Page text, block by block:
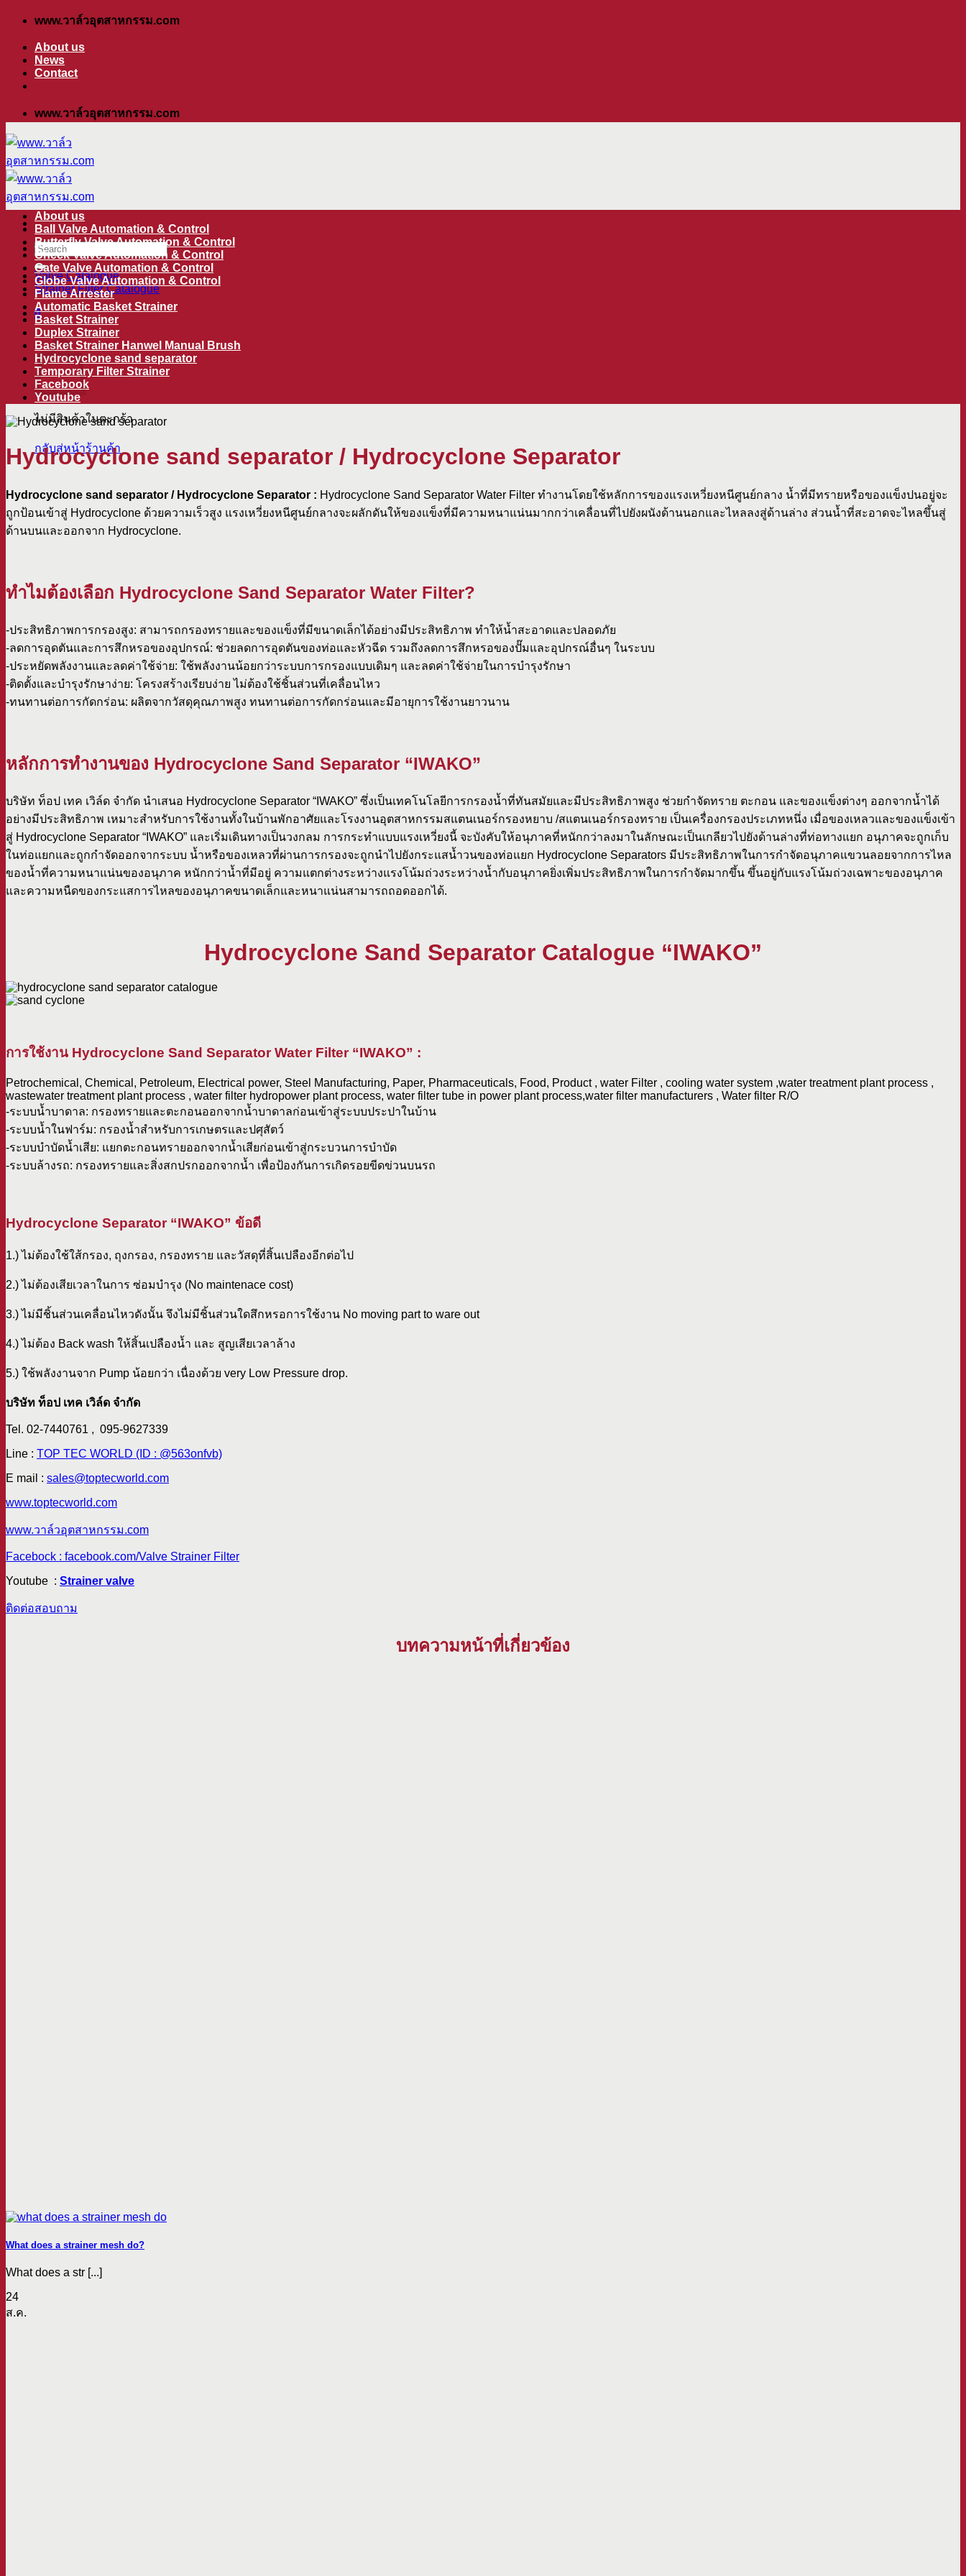
ข้าม
เนื้อหา
www.วาล์วอุตสาหกรรม.com
About us
News
Contact
www.วาล์วอุตสาหกรรม.com
ค้นหา:
Valve Catalogue
Strainer Filter Catalogue
0
ตะกร้าสินค้า
ไม่มีสินค้าในตะกร้า
กลับสู่หน้าร้านค้า
About us
Ball Valve Automation & Control
Butterfly Valve Automation & Control
Check Valve Automation & Control
Gate Valve Automation & Control
Globe Valve Automation & Control
Flame Arrester
Automatic Basket Strainer
Basket Strainer
Duplex Strainer
Basket Strainer Hanwel Manual Brush
Hydrocyclone sand separator
Temporary Filter Strainer
Facebook
Youtube
Hydrocyclone sand separator / Hydrocyclone Separator
Hydrocyclone sand separator / Hydrocyclone Separator : Hydrocyclone Sand Separator Water Filter ทำงานโดยใช้หลักการของแรงเหวี่ยงหนีศูนย์กลาง น้ำที่มีทรายหรือของแข็งปนอยู่จะ
ถูกป้อนเข้าสู่ Hydrocyclone ด้วยความเร็วสูง แรงเหวี่ยงหนีศูนย์กลางจะผลักดันให้ของแข็งที่มีความหนาแน่นมากกว่าเคลื่อนที่ไปยังผนังด้านนอกและไหลลงสู่ด้านล่าง ส่วนน้ำที่สะอาดจะไหลขึ้นสู่
ด้านบนและออกจาก Hydrocyclone.
ทำไมต้องเลือก Hydrocyclone Sand Separator Water Filter?
-ประสิทธิภาพการกรองสูง: สามารถกรองทรายและของแข็งที่มีขนาดเล็กได้อย่างมีประสิทธิภาพ ทำให้น้ำสะอาดและปลอดภัย
-ลดการอุดตันและการสึกหรอของอุปกรณ์: ช่วยลดการอุดตันของท่อและหัวฉีด รวมถึงลดการสึกหรอของปั๊มและอุปกรณ์อื่นๆ ในระบบ
-ประหยัดพลังงานและลดค่าใช้จ่าย: ใช้พลังงานน้อยกว่าระบบการกรองแบบเดิมๆ และลดค่าใช้จ่ายในการบำรุงรักษา
-ติดตั้งและบำรุงรักษาง่าย: โครงสร้างเรียบง่าย ไม่ต้องใช้ชิ้นส่วนที่เคลื่อนไหว
-ทนทานต่อการกัดกร่อน: ผลิตจากวัสดุคุณภาพสูง ทนทานต่อการกัดกร่อนและมีอายุการใช้งานยาวนาน
หลักการทำงานของ Hydrocyclone Sand Separator “IWAKO”
บริษัท ท็อป เทค เวิล์ด จำกัด นำเสนอ Hydrocyclone Separator “IWAKO” ซึ่งเป็นเทคโนโลยีการกรองน้ำที่ทันสมัยและมีประสิทธิภาพสูง ช่วยกำจัดทราย ตะกอน และของแข็งต่างๆ ออกจากน้ำได้
อย่างมีประสิทธิภาพ เหมาะสำหรับการใช้งานทั้งในบ้านพักอาศัยและโรงงานอุตสาหกรรมสแตนเนอร์กรองหยาบ /สแตนเนอร์กรองทราย เป็นเครื่องกรองประเภทหนึ่ง เมื่อของเหลวและของแข็งเข้า
สู่ Hydrocyclone Separator “IWAKO” และเริ่มเดินทางเป็นวงกลม การกระทำแบบแรงเหวี่ยงนี้ จะบังคับให้อนุภาคที่หนักกว่าลงมาในลักษณะเป็นเกลียวไปยังด้านล่างที่ท่อทางแยก อนุภาคจะถูกเก็บ
ในท่อแยกและถูกกำจัดออกจากระบบ น้ำหรือของเหลวที่ผ่านการกรองจะถูกนำไปยังกระแสน้ำวนของท่อแยก Hydrocyclone Separators มีประสิทธิภาพในการกำจัดอนุภาคแขวนลอยจากการไหล
ของน้ำที่ความหนาแน่นของอนุภาค หนักกว่าน้ำที่มีอยู่ ความแตกต่างระหว่างแรงโน้มถ่วงระหว่างน้ำกับอนุภาคยิ่งเพิ่มประสิทธิภาพในการกำจัดมากขึ้น ขึ้นอยู่กับแรงโน้มถ่วงเฉพาะของอนุภาค
และความหนืดของกระแสการไหลของอนุภาคขนาดเล็กและหนาแน่นสามารถถอดออกได้.
Hydrocyclone Sand Separator Catalogue “IWAKO”
การใช้งาน Hydrocyclone Sand Separator Water Filter “IWAKO” :
Petrochemical, Chemical, Petroleum, Electrical power, Steel Manufacturing, Paper, Pharmaceuticals, Food, Product , water Filter , cooling water system ,water treatment plant process ,
wastewater treatment plant process , water filter hydropower plant process, water filter tube in power plant process,water filter manufacturers , Water filter R/O
-ระบบน้ำบาดาล: กรองทรายและตะกอนออกจากน้ำบาดาลก่อนเข้าสู่ระบบประปาในบ้าน
-ระบบน้ำในฟาร์ม: กรองน้ำสำหรับการเกษตรและปศุสัตว์
-ระบบบำบัดน้ำเสีย: แยกตะกอนทรายออกจากน้ำเสียก่อนเข้าสู่กระบวนการบำบัด
-ระบบล้างรถ: กรองทรายและสิ่งสกปรกออกจากน้ำ เพื่อป้องกันการเกิดรอยขีดข่วนบนรถ
Hydrocyclone Separator “IWAKO” ข้อดี
1.) ไม่ต้องใช้ใส้กรอง, ถุงกรอง, กรองทราย และวัสดุที่สิ้นเปลืองอีกต่อไป
2.) ไม่ต้องเสียเวลาในการ ซ่อมบำรุง (No maintenace cost)
3.) ไม่มีชิ้นส่วนเคลื่อนไหวดังนั้น จึงไม่มีชิ้นส่วนใดสึกหรอการใช้งาน No moving part to ware out
4.) ไม่ต้อง Back wash ให้สิ้นเปลืองน้ำ และ สูญเสียเวลาล้าง
5.) ใช้พลังงานจาก Pump น้อยกว่า เนื่องด้วย very Low Pressure drop.
บริษัท ท็อป เทค เวิล์ด จำกัด
Tel. 02-7440761 , 095-9627339
Line : TOP TEC WORLD (ID : @563onfvb)
E mail : sales@toptecworld.com
www.toptecworld.com
www.วาล์วอุตสาหกรรม.com
Facebock : facebook.com/Valve Strainer Filter
Youtube : Strainer valve
ติดต่อสอบถาม
บทความหน้าที่เกี่ยวข้อง
What does a strainer mesh do?
What does a str [...]
24
ส.ค.